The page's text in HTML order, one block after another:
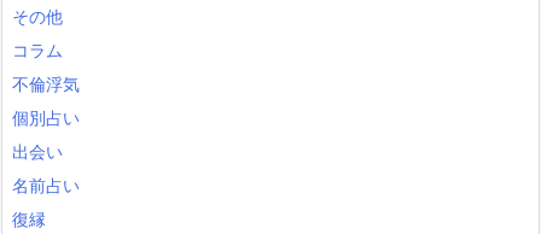
その他
コラム
不倫浮気
個別占い
出会い
名前占い
復縁